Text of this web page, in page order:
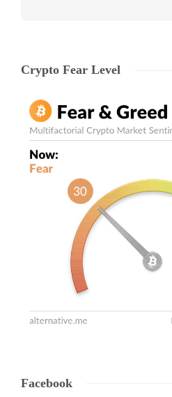
Crypto Fear Level
Facebook